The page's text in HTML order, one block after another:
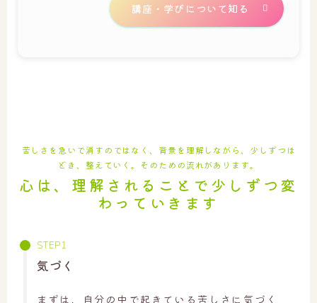
講座・学びについて知る
苦しさを急いで消すのではなく、背景を理解しながら、少しずつほ
どき、整えていく。そのための流れがあります。
心は、理解されることで少しずつ変
わっていきます
気づく
まずは、自分の中で起きている苦しさに気づく